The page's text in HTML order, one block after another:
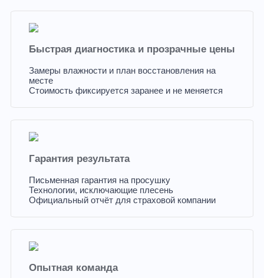
Быстрая диагностика и прозрачные цены
Замеры влажности и план восстановления на
месте
Стоимость фиксируется заранее и не меняется
Гарантия результата
Письменная гарантия на просушку
Технологии, исключающие плесень
Официальный отчёт для страховой компании
Опытная команда